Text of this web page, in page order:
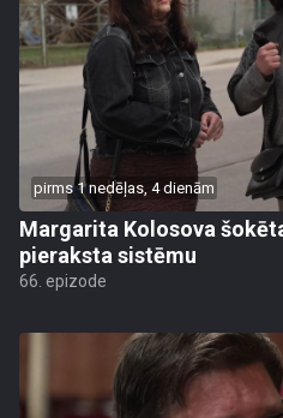
pirms 1 nedēļas, 4 dienām
Margarita Kolosova
pieraksta sistēmu
66. epizode